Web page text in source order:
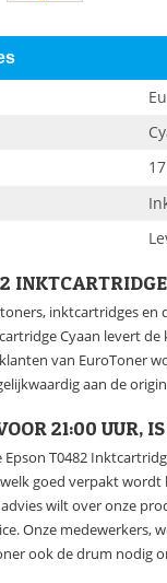
inktcartridges
Cyaan levert
van EuroToner
aan de
21:00 UUR,
T0482
goed verpakt
wilt over onze
Onze medewerkers,
ook de drum nodig